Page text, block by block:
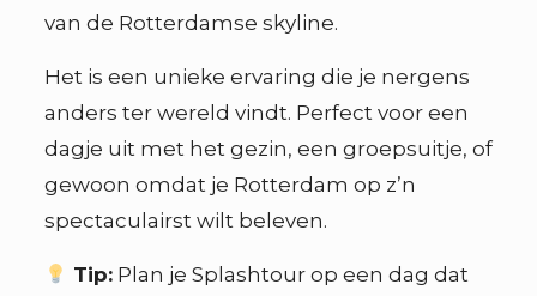
van de Rotterdamse skyline.
Het is een unieke ervaring die je nergens
anders ter wereld vindt. Perfect voor een
dagje uit met het gezin, een groepsuitje, of
gewoon omdat je Rotterdam op z’n
spectaculairst wilt beleven.
Tip: Plan je Splashtour op een dag dat